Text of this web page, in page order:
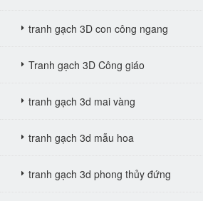
tranh gạch 3D con công ngang
Tranh gạch 3D Công giáo
tranh gạch 3d mai vàng
tranh gạch 3d mẫu hoa
tranh gạch 3d phong thủy đứng